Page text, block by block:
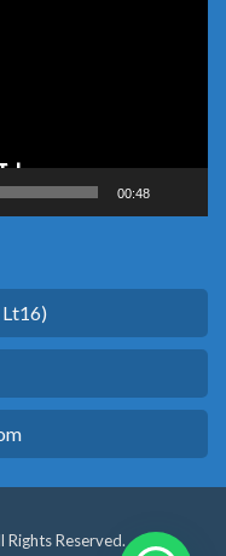
00:48
Reserved.